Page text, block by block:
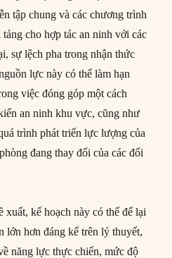
tập chung và các chương trình
cho hợp tác an ninh với các
sự lệch pha trong nhận thức
lực này có thể làm hạn
việc đóng góp một cách
an ninh khu vực, cũng như
trình phát triển lực lượng của
đang thay đổi của các đối
kế hoạch này có thể để lại
lớn hơn đáng kể trên lý thuyết,
năng lực thực chiến, mức độ